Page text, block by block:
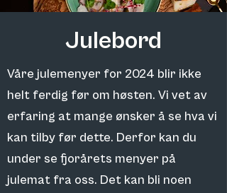
Julebord
Våre julemenyer for 2024 blir ikke
helt ferdig før om høsten. Vi vet av
erfaring at mange ønsker å se hva vi
kan tilby før dette. Derfor kan du
under se fjorårets menyer på
julemat fra oss. Det kan bli noen